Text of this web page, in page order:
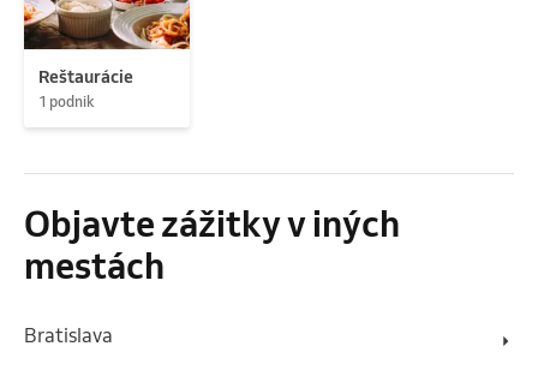
Reštaurácie
1 podnik
Objavte zážitky v iných
mestách
Bratislava